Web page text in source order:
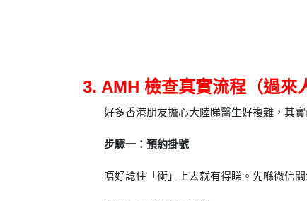
3. AMH 檢查真實流程（過來
好多香港朋友擔心大陸睇醫生好複雜，其
步驟一：預約掛號
唔好諗住「衝」上去就有得睇。先喺微信